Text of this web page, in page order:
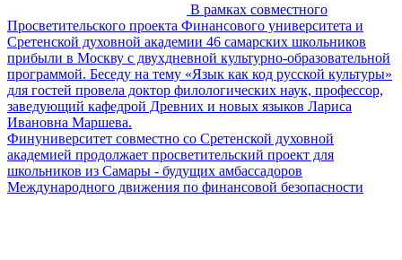
В рамках совместного
Просветительского проекта Финансового университета и
Сретенской духовной академии 46 самарских школьников
прибыли в Москву с двухдневной культурно-образовательной
программой. Беседу на тему «Язык как код русской культуры»
для гостей провела доктор филологических наук, профессор,
заведующий кафедрой Древних и новых языков Лариса
Ивановна Маршева.
Финуниверситет совместно со Сретенской духовной
академией продолжает просветительский проект для
школьников из Самары - будущих амбассадоров
Международного движения по финансовой безопасности